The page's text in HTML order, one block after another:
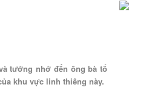
tưởng nhớ đến ông bà tổ
khu vực linh thiêng này.